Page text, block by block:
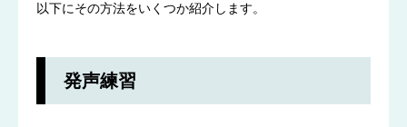
以下にその方法をいくつか紹介します。
発声練習